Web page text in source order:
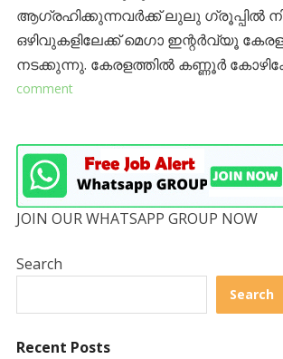
ആഗ്രഹിക്കുന്നവർക്ക് ലുലു ഗ്രൂപ്പിൽ
ഒഴിവുകളിലേക്ക് മെഗാ ഇന്റർവ്യൂ
നടക്കുന്നു. കേരളത്തിൽ കണ്ണൂർ
comment
JOIN OUR WHATSAPP GROUP NOW
Search
Search
Recent Posts